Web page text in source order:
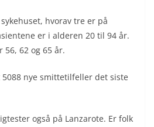
hvorav tre er på
er i alderen 20 til 94 år.
56, 62 og 65 år.
nye smittetilfeller det siste
også på Lanzarote. Er folk